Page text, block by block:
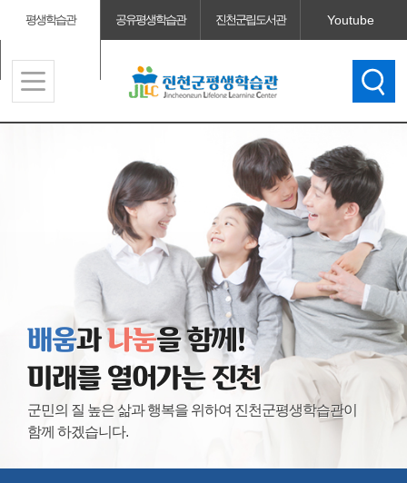
평생학습관 공유평생학습관 진천군립도서관 Youtube
진천군청
배움과나눔을 함께!
미래를 열어가는 진천
군민의 질 높은 삶과 행복을 위하여 진천군평생학습관이
함께 하겠습니다.
배움 나눔